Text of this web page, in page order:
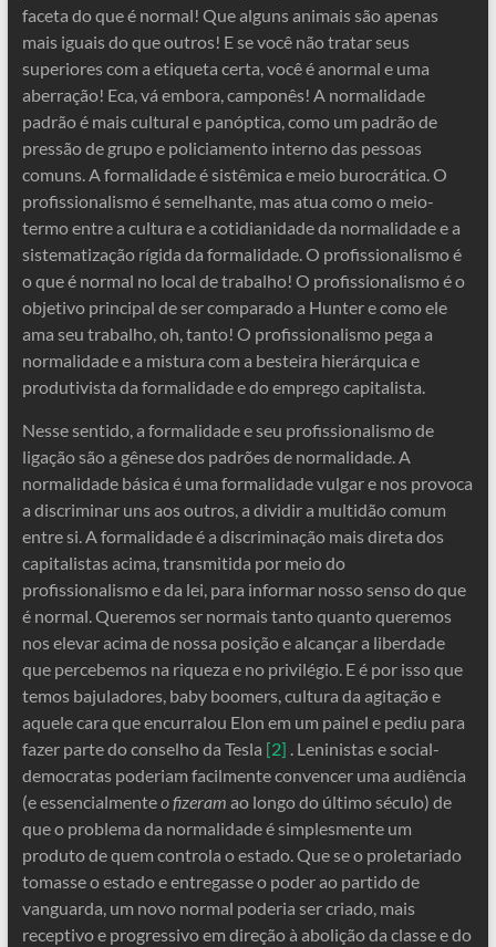
faceta do que é normal! Que alguns animais são apenas
mais iguais do que outros! E se você não tratar seus
superiores com a etiqueta certa, você é anormal e uma
aberração! Eca, vá embora, camponês! A normalidade
padrão é mais cultural e panóptica, como um padrão de
pressão de grupo e policiamento interno das pessoas
comuns. A formalidade é sistêmica e meio burocrática. O
profissionalismo é semelhante, mas atua como o meio-
termo entre a cultura e a cotidianidade da normalidade e a
sistematização rígida da formalidade. O profissionalismo é
o que é normal no local de trabalho! O profissionalismo é o
objetivo principal de ser comparado a Hunter e como ele
ama seu trabalho, oh, tanto! O profissionalismo pega a
normalidade e a mistura com a besteira hierárquica e
produtivista da formalidade e do emprego capitalista.
Nesse sentido, a formalidade e seu profissionalismo de
ligação são a gênese dos padrões de normalidade. A
normalidade básica é uma formalidade vulgar e nos provoca
a discriminar uns aos outros, a dividir a multidão comum
entre si. A formalidade é a discriminação mais direta dos
capitalistas acima, transmitida por meio do
profissionalismo e da lei, para informar nosso senso do que
é normal. Queremos ser normais tanto quanto queremos
nos elevar acima de nossa posição e alcançar a liberdade
que percebemos na riqueza e no privilégio. E é por isso que
temos bajuladores, baby boomers, cultura da agitação e
aquele cara que encurralou Elon em um painel e pediu para
fazer parte do conselho da Tesla [2] . Leninistas e social-
democratas poderiam facilmente convencer uma audiência
(e essencialmenteo fizeram ao longo do último século) de
que o problema da normalidade é simplesmente um
produto de quem controla o estado. Que se o proletariado
tomasse o estado e entregasse o poder ao partido de
vanguarda, um novo normal poderia ser criado, mais
receptivo e progressivo em direção à abolição da classe e do